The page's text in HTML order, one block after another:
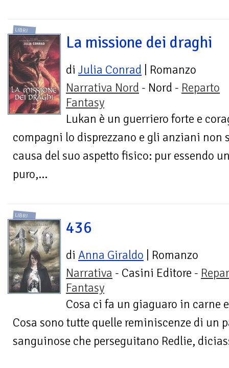
LIBRI
La missione dei draghi
di Julia Conrad | Romanzo
Narrativa Nord - Nord - Reparto
Fantasy
Lukan è un guerriero forte e
compagni lo disprezzano e gli anziani non
causa del suo aspetto fisico: pur essendo
puro,...
LIBRI
436
di Anna Giraldo | Romanzo
Narrativa - Casini Editore -
Fantasy
Cosa ci fa un giaguaro in carne
Cosa sono tutte quelle reminiscenze di un
sanguinose che perseguitano Redlie,